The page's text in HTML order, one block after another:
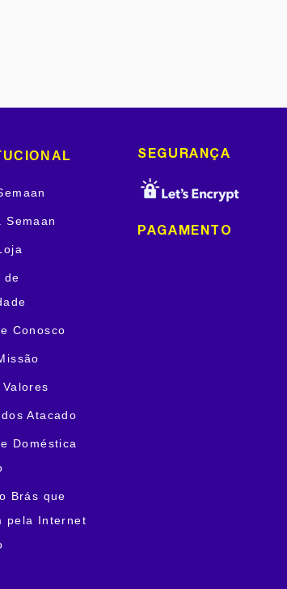
Semaan
de
Conosco
Atacado
Doméstica
Brás que
pela Internet
SEGURANÇA
PAGAMENTO